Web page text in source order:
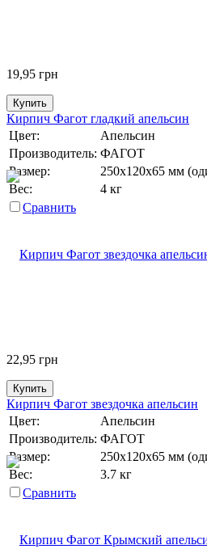
19,95 грн
Купить
Кирпич Фагот гладкий апельсин
Цвет:
Апельсин
Производитель: ФАГОТ
Размер:
250х120х65 мм
Вес:
4 кг
Сравнить
22,95 грн
Купить
Кирпич Фагот звездочка апельсин
Цвет:
Апельсин
Производитель: ФАГОТ
Размер:
250х120х65 мм
Вес:
3.7 кг
Сравнить